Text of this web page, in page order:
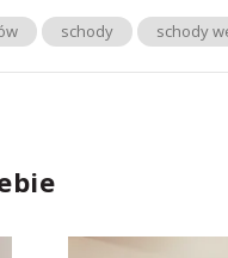
schody schody